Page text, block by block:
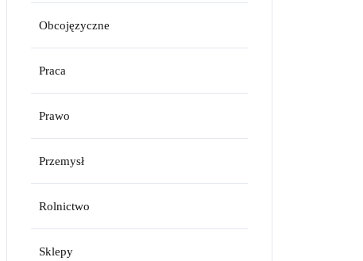
Obcojęzyczne
Praca
Prawo
Przemysł
Rolnictwo
Sklepy